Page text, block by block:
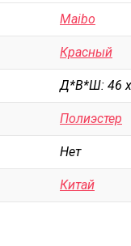
Maibo
Красный
Д*В*Ш: 46
Полиэстер
Нет
Китай